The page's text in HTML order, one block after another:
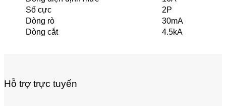
Số cực
2P
Dòng rò
30mA
Dòng cắt
4.5kA
Hỗ trợ trực tuyến